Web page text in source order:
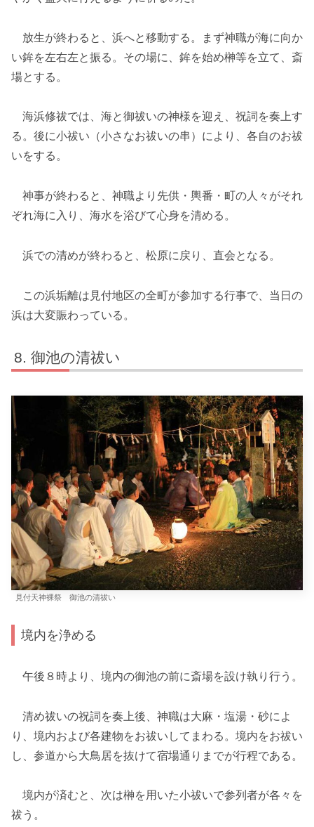
放生が終わると、浜へと移動する。まず神職が海に向か
い鉾を左右左と振る。その場に、鉾を始め榊等を立て、斎
場とする。
海浜修祓では、海と御祓いの神様を迎え、祝詞を奏上す
る。後に小祓い（小さなお祓いの串）により、各自のお祓
いをする。
神事が終わると、神職より先供・輿番・町の人々がそれ
ぞれ海に入り、海水を浴びて心身を清める。
浜での清めが終わると、松原に戻り、直会となる。
この浜垢離は見付地区の全町が参加する行事で、当日の
浜は大変賑わっている。
御池の清祓い
見付天神裸祭 御池の清祓い
境内を浄める
午後８時より、境内の御池の前に斎場を設け執り行う。
清め祓いの祝詞を奏上後、神職は大麻・塩湯・砂によ
り、境内および各建物をお祓いしてまわる。境内をお祓い
し、参道から大鳥居を抜けて宿場通りまでが行程である。
境内が済むと、次は榊を用いた小祓いで参列者が各々を
祓う。